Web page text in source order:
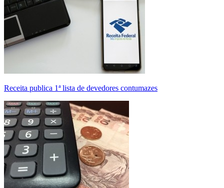
Receita publica 1ª lista de devedores contumazes